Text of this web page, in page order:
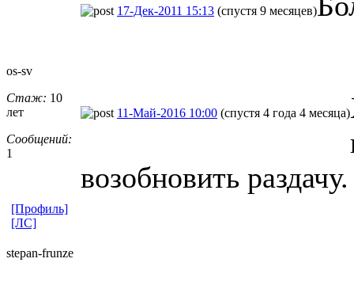
17-Дек-2011 15:13 (спустя 9 месяцев)
os-sv
Стаж: 10
лет
Сообщений:
1
11-Май-2016 10:00 (спустя 4 года 4 месяца)
возобновить раздачу.
[Профиль]
[ЛС]
stepan-frunz​e